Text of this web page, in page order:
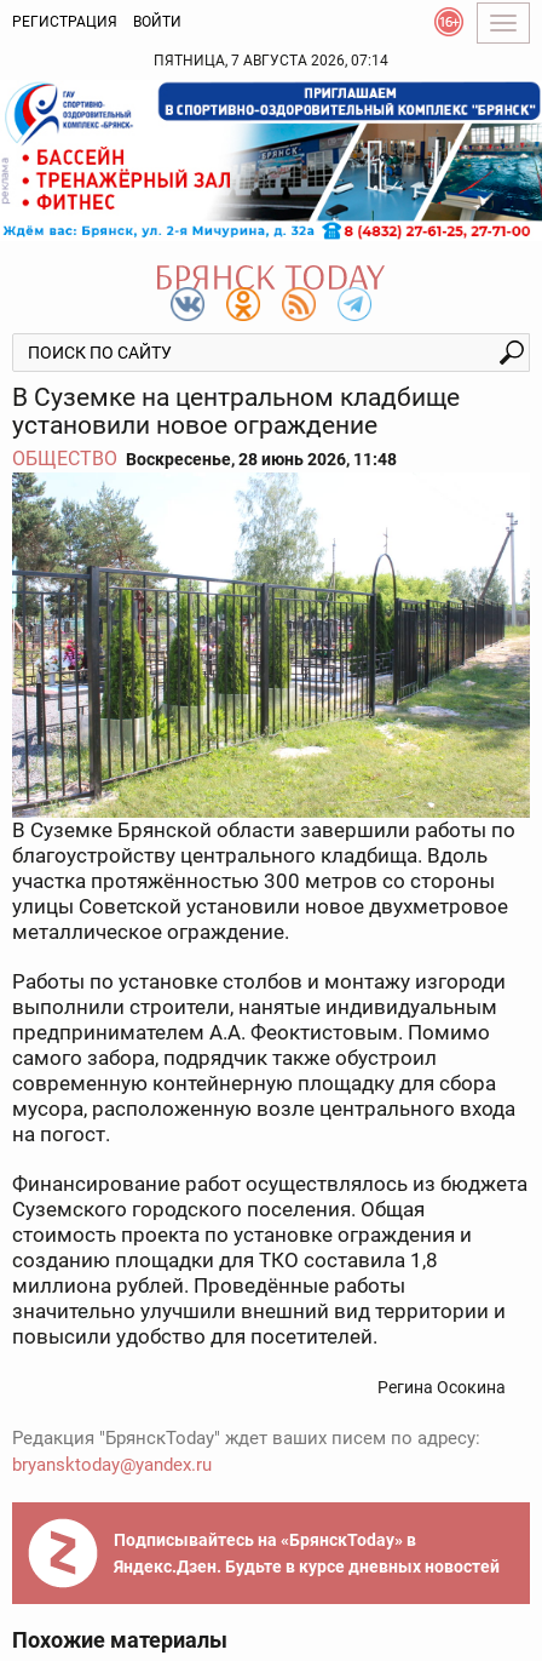
РЕГИСТРАЦИЯ ВОЙТИ
ПЯТНИЦА, 7 АВГУСТА 2026, 07:14
В Суземке на центральном кладбище
установили новое ограждение
ОБЩЕСТВО Воскресенье, 28 июнь 2026, 11:48
В Суземке Брянской области завершили работы по
благоустройству центрального кладбища. Вдоль
участка протяжённостью 300 метров со стороны
улицы Советской установили новое двухметровое
металлическое ограждение.
Работы по установке столбов и монтажу изгороди
выполнили строители, нанятые индивидуальным
предпринимателем А.А. Феоктистовым. Помимо
самого забора, подрядчик также обустроил
современную контейнерную площадку для сбора
мусора, расположенную возле центрального входа
на погост.
Финансирование работ осуществлялось из бюджета
Суземского городского поселения. Общая
стоимость проекта по установке ограждения и
созданию площадки для ТКО составила 1,8
миллиона рублей. Проведённые работы
значительно улучшили внешний вид территории и
повысили удобство для посетителей.
Регина Осокина
Редакция "БрянскToday" ждет ваших писем по адресу:
bryansktoday@yandex.ru
Подписывайтесь на «БрянскToday» в
Яндекс.Дзен. Будьте в курсе дневных новостей
Похожие материалы